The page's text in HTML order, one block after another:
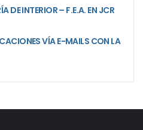
DE INTERIOR – F.E.A. EN JCR
VÍA E-MAILS CON LA